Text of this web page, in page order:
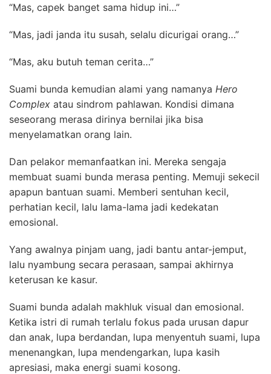
“Mas, capek banget sama hidup ini…”
“Mas, jadi janda itu susah, selalu dicurigai orang…”
“Mas, aku butuh teman cerita…”
Suami bunda kemudian alami yang namanya Hero
Complex atau sindrom pahlawan. Kondisi dimana
seseorang merasa dirinya bernilai jika bisa
menyelamatkan orang lain.
Dan pelakor memanfaatkan ini. Mereka sengaja
membuat suami bunda merasa penting. Memuji sekecil
apapun bantuan suami. Memberi sentuhan kecil,
perhatian kecil, lalu lama-lama jadi kedekatan
emosional.
Yang awalnya pinjam uang, jadi bantu antar-jemput,
lalu nyambung secara perasaan, sampai akhirnya
keterusan ke kasur.
Suami bunda adalah makhluk visual dan emosional.
Ketika istri di rumah terlalu fokus pada urusan dapur
dan anak, lupa berdandan, lupa menyentuh suami, lupa
menenangkan, lupa mendengarkan, lupa kasih
apresiasi, maka energi suami kosong.